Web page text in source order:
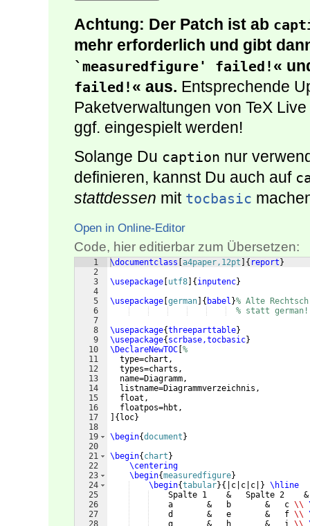
Achtung: Der Patch ist ab
mehr erforderlich und gibt
`measuredfigure' failed! «
failed! « aus. Entsprechende
Paketverwaltungen von TeX
ggf. eingespielt werden!
Solange Du caption nur
definieren, kannst Du auch auf
stattdessen mit tocbasic
Open in Online-Editor
Code, hier editierbar zum Übersetzen:
1
2
3
4
5
6
7
8
9
10
11
12
13
14
15
16
17
18
19
20
21
22
23
24
25
26
27
\documentclass a4paper,12pt { report }
\usepackage utf8 { inputenc}
\usepackage german { babel }% Alte
% statt german!
\usepackage{threeparttable}
\usepackage{ scrbase,tocbasic}
\DeclareNewTOC %
  type=chart,
  types=charts,
  name=Diagramm,
  listname=Diagrammverzeichnis,
  float,
  floatpos=hbt,
{ loc}
\begin{document }
\begin{ chart }
\centering
\begin{measuredfigure}
\begin{tabular}{ |c|c|c| } \hline
Spalte 1    &   Spalte 2
    a       &   b       &   c
\\
    d       &   e       &   f
\\